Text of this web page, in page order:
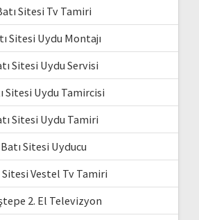
Sitesi Tv Tamiri
Sitesi Uydu Montajı
Sitesi Uydu Servisi
Sitesi Uydu Tamircisi
Sitesi Uydu Tamiri
Batı Sitesi Uyducu
Sitesi Vestel Tv Tamiri
2. El Televizyon